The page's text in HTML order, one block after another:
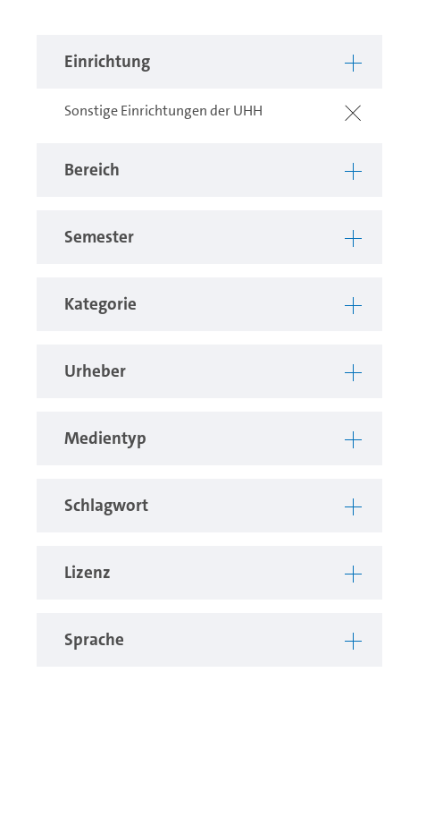
Einrichtung
Sonstige Einrichtungen der UHH
Bereich
Semester
Kategorie
Urheber
Medientyp
Schlagwort
Lizenz
Sprache